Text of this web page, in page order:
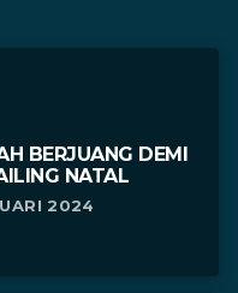
BERJUANG DEMI
NATAL
2024